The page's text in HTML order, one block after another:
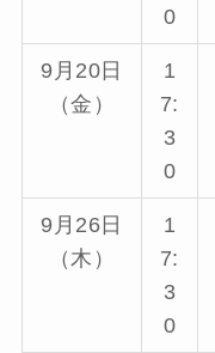
0
9月20日
（金）
1
7:
3
0
9月26日
（木）
1
7:
3
0